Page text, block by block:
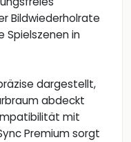
Bildwiederholrate
Spielszenen in
dargestellt,
abdeckt
mit
Premium sorgt